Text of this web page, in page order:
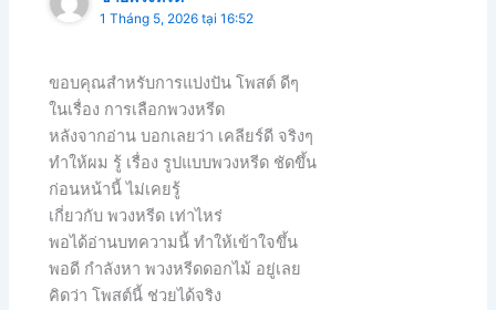
1 Tháng 5, 2026 tại 16:52
ขอบคุณสำหรับการแบ่งปัน โพสต์ ดีๆ
ในเรื่อง การเลือกพวงหรีด
หลังจากอ่าน บอกเลยว่า เคลียร์ดี จริงๆ
ทำให้ผม รู้ เรื่อง รูปแบบพวงหรีด ชัดขึ้น
ก่อนหน้านี้ ไม่เคยรู้
เกี่ยวกับ พวงหรีด เท่าไหร่
พอได้อ่านบทความนี้ ทำให้เข้าใจขึ้น
พอดี กำลังหา พวงหรีดดอกไม้ อยู่เลย
คิดว่า โพสต์นี้ ช่วยได้จริง